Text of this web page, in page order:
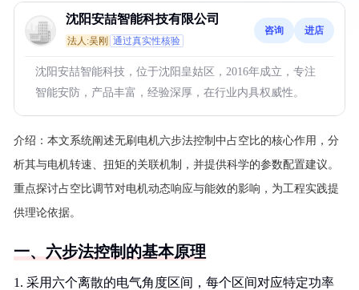
沈阳安喆智能科技有限公司
法人:吴刚 通过真实性核验
咨询 进店
沈阳安喆智能科技，位于沈阳皇姑区，2016年成立，专注
智能安防，产品丰富，经验深厚，在行业内具权威性。
介绍： 本文系统阐述无刷电机六步法控制中占空比的核心作用，分
析其与电机转速、扭矩的关联机制，并提供科学的参数配置建议。
重点探讨占空比调节对电机动态响应与能效的影响，为工程实践提
供理论依据。
一、六步法控制的基本原理
1. 采用六个离散的电气角度区间，每个区间对应特定功率